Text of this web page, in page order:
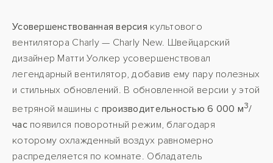
Усовершенствованная версия культового
вентилятора Charly — Charly New. Швейцарский
дизайнер Матти Уолкер усовершенствовал
легендарный вентилятор, добавив ему пару полезных
и стильных обновлений. В обновленной версии у этой
ветряной машины с производительностью 6 000 м3/
часпоявился поворотный режим, благодаря
которому охлажденный воздух равномерно
распределяется по комнате. Обладатель